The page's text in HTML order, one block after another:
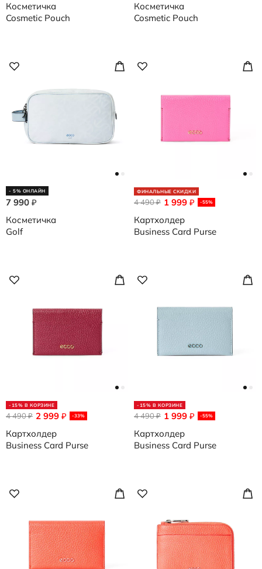
Косметичка
Cosmetic Pouch
Косметичка
Cosmetic Pouch
- 5% ОНЛАЙН
7 990 ₽
Косметичка
Golf
ФИНАЛЬНЫЕ СКИДКИ
1 999 ₽ -55%
4 490₽
Картхолдер
Business Card Purse
-15% В КОРЗИНЕ
2 999 ₽ -33%
4 490₽
Картхолдер
Business Card Purse
-15% В КОРЗИНЕ
1 999 ₽ -55%
4 490₽
Картхолдер
Business Card Purse